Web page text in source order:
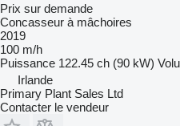
Prix sur demande
Concasseur à mâchoires
2019
100 m/h
Puissance 122.45 ch (90 kW)
Irlande
Primary Plant Sales Ltd
Contacter le vendeur